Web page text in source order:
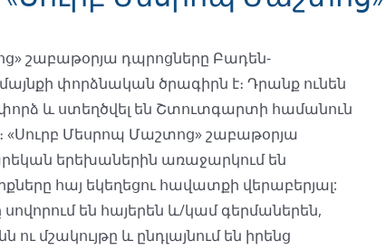
շաբաթօրյա դպրոցները Բադեն-
փորձնական ծրագիրն է։ Դրանք ունեն
և ստեղծվել են Շտուտգարտի համանուն
երեխաներին առաջարկում են
հայ եկեղեցու հավատքի վերաբերյալ:
են հայերեն և/կամ գերմաներեն,
ու մշակույթը և ընդլայնում են իրենց